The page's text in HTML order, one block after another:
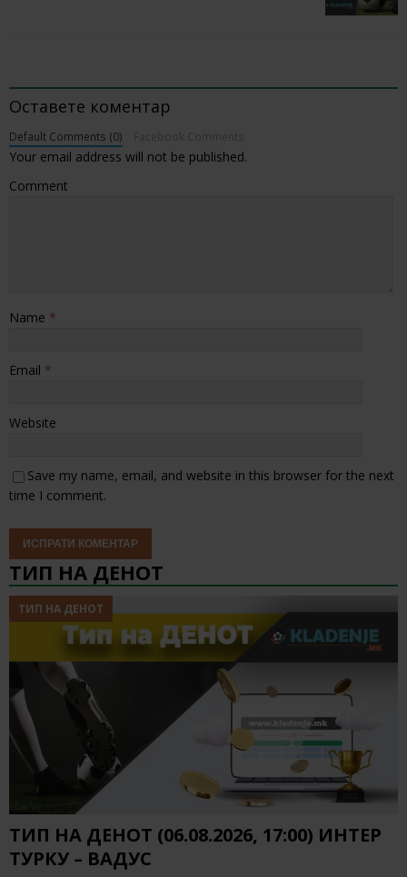
Оставете коментар
Default Comments (0)
Your email address will not be published.
Comment
Name *
Email *
Website
Save my name, email, and website in this browser for the next
time I comment.
ТИП НА ДЕНОТ
ТИП НА ДЕНОТ
ТИП НА ДЕНОТ (06.08.2026, 17:00) ИНТЕР
ТУРКУ – ВАДУС